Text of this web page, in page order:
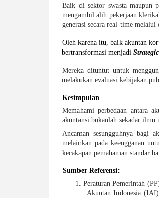
Baik di sektor swasta maupun
mengambil alih pekerjaan
generasi secara real-time melalui
Oleh karena itu, baik akuntan
bertransformasi menjadi
Mereka dituntut untuk
melakukan evaluasi kebijakan
Kesimpulan
Memahami perbedaan antara
akuntansi bukanlah sekadar
Ancaman sesungguhnya bagi
melainkan pada keengganan
kecakapan pemahaman standar
Sumber Referensi:
1. Peraturan Pemerintah
Akuntan Indonesia